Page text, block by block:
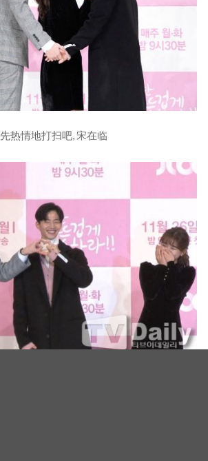
先热情地打扫吧, 宋在临